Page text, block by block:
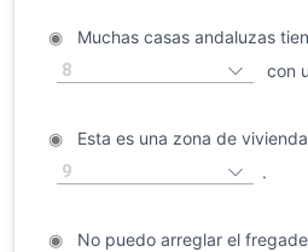
◉Muchas casas andaluzas
8 con
◉Esta es una zona de
9 .
◉No puedo arreglar el